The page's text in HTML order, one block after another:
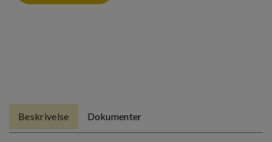
Beskrivelse Dokumenter